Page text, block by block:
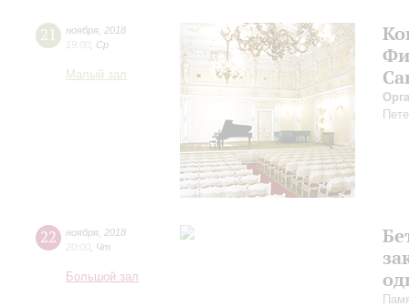
21 ноября 2018
19:00 Ср
Малый зал
22 ноября 2018
20:00 Чт
Большой зал